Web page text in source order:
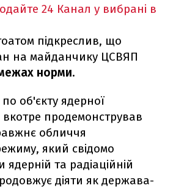
24 Канал у вибрані в
підкреслив, що
на майданчику ЦСВЯП
норми.
об'єкту ядерної
вкотре продемонстрував
обличчя
який свідомо
ядерній та радіаційній
діяти як держава-